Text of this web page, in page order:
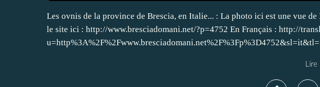
Les ovnis de la province de Brescia, en Italie... : La photo ici est une vue
le site ici : http://www.bresciadomani.net/?p=4752 En Français : http://
Lire